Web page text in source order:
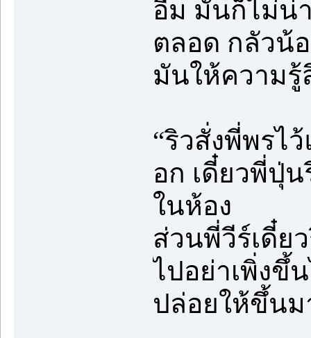
อืม มันก็ไม่น่
ตลอด กลัวน้
มันให้ความรู้
“ริวสั่งพี่พรไ
อก เดี๋ยวพี่ปุ่
ในห้อง
ส่วนพี่วีร์เดี๋ย
ไปอย่าเพิ่งขึ้
ปล่อยให้ขึ้นม